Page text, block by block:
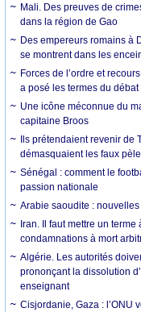
Mali. Des preuves de
dans la région de Gao
Des empereurs romains à
se montrent dans les
Forces de l’ordre et
a posé les termes du débat
Une icône méconnue du
capitaine Broos
Ils prétendaient revenir de
démasquaient les faux
Sénégal : comment le
passion nationale
Arabie saoudite :
Iran. Il faut mettre un terme
condamnations à mort
Algérie. Les autorités
prononçant la dissolution
enseignant
Cisjordanie, Gaza : l’ONU